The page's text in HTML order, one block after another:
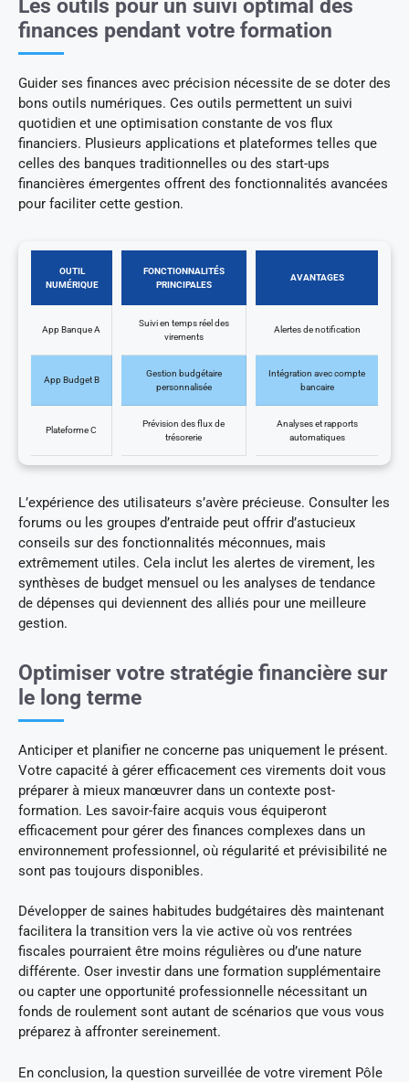
Les outils pour un suivi optimal des
finances pendant votre formation
Guider ses finances avec précision nécessite de se doter des
bons outils numériques. Ces outils permettent un suivi
quotidien et une optimisation constante de vos flux
financiers. Plusieurs applications et plateformes telles que
celles des banques traditionnelles ou des start-ups
financières émergentes offrent des fonctionnalités avancées
pour faciliter cette gestion.
OUTIL
NUMÉRIQUE
FONCTIONNALITÉS
PRINCIPALES
AVANTAGES
App Banque A
Suivi en temps réel des
virements
Alertes de notification
App Budget B
Gestion budgétaire
personnalisée
Intégration avec compte
bancaire
Plateforme C
Prévision des flux de
trésorerie
Analyses et rapports
automatiques
L’expérience des utilisateurs s’avère précieuse. Consulter les
forums ou les groupes d’entraide peut offrir d’astucieux
conseils sur des fonctionnalités méconnues, mais
extrêmement utiles. Cela inclut les alertes de virement, les
synthèses de budget mensuel ou les analyses de tendance
de dépenses qui deviennent des alliés pour une meilleure
gestion.
Optimiser votre stratégie financière sur
le long terme
Anticiper et planifier ne concerne pas uniquement le présent.
Votre capacité à gérer efficacement ces virements doit vous
préparer à mieux manœuvrer dans un contexte post-
formation. Les savoir-faire acquis vous équiperont
efficacement pour gérer des finances complexes dans un
environnement professionnel, où régularité et prévisibilité ne
sont pas toujours disponibles.
Développer de saines habitudes budgétaires dès maintenant
facilitera la transition vers la vie active où vos rentrées
fiscales pourraient être moins régulières ou d’une nature
différente. Oser investir dans une formation supplémentaire
ou capter une opportunité professionnelle nécessitant un
fonds de roulement sont autant de scénarios que vous vous
préparez à affronter sereinement.
En conclusion, la question surveillée de votre virement Pôle